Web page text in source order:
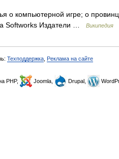
о компьютерной игре; о
Softworks Издатели …
Википедия
Техподдержка Реклама на сайте
PHP, Joomla, Drupal,